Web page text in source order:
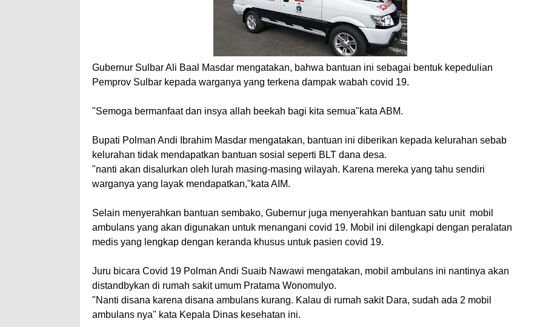
Gubernur Sulbar Ali Baal Masdar mengatakan, bahwa bantuan ini sebagai bentuk kepedulian
Pemprov Sulbar kepada warganya yang terkena dampak wabah covid 19.
"Semoga bermanfaat dan insya allah beekah bagi kita semua"kata ABM.
Bupati Polman Andi Ibrahim Masdar mengatakan, bantuan ini diberikan kepada kelurahan sebab
kelurahan tidak mendapatkan bantuan sosial seperti BLT dana desa.
"nanti akan disalurkan oleh lurah masing-masing wilayah. Karena mereka yang tahu sendiri
warganya yang layak mendapatkan,"kata AIM.
Selain menyerahkan bantuan sembako, Gubernur juga menyerahkan bantuan satu unit mobil
ambulans yang akan digunakan untuk menangani covid 19. Mobil ini dilengkapi dengan peralatan
medis yang lengkap dengan keranda khusus untuk pasien covid 19.
Juru bicara Covid 19 Polman Andi Suaib Nawawi mengatakan, mobil ambulans ini nantinya akan
distandbykan di rumah sakit umum Pratama Wonomulyo.
"Nanti disana karena disana ambulans kurang. Kalau di rumah sakit Dara, sudah ada 2 mobil
ambulans nya" kata Kepala Dinas kesehatan ini.